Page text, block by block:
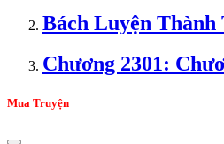
Bách Luyện Thành
Chương 2301:
Mua Truyện